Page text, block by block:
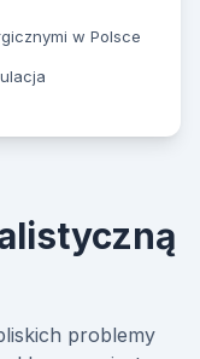
problemy